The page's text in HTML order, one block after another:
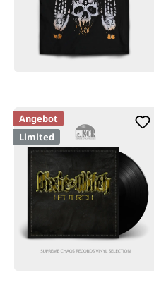
Angebot
Limited